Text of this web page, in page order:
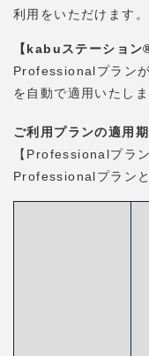
利用をいただけます。
【kabuステーション
Professionalプラン
を自動で適用いたしま
ご利用プランの適用
【Professionalプラン
Professionalプラン